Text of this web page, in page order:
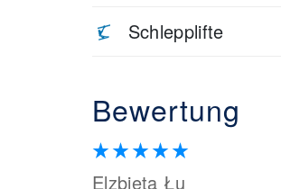
Schlepplifte
Bewertung
Elzbieta Łu